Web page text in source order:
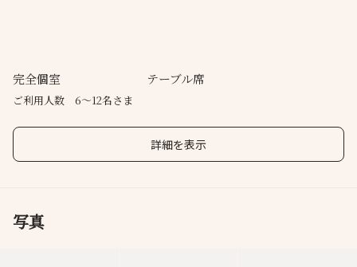
完全個室
ご利用人数 6～12名さま
テーブル席
詳細を表示
写真